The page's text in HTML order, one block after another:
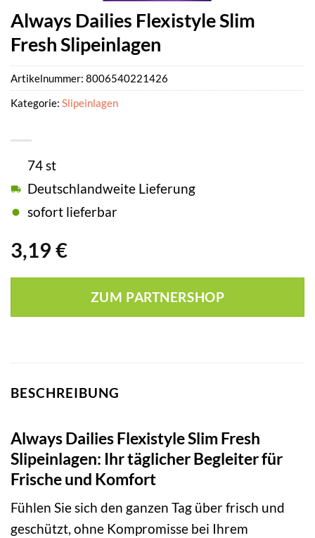
Always Dailies Flexistyle Slim
Fresh Slipeinlagen
3,19 €
74 st
Deutschlandweite Lieferung
sofort lieferbar
ZUM PARTNERSHOP
Artikelnummer: 8006540221426
Kategorie: Slipeinlagen
BESCHREIBUNG
Always Dailies Flexistyle Slim Fresh
Slipeinlagen: Ihr täglicher Begleiter für
Frische und Komfort
Fühlen Sie sich den ganzen Tag über frisch und
geschützt, ohne Kompromisse bei Ihrem